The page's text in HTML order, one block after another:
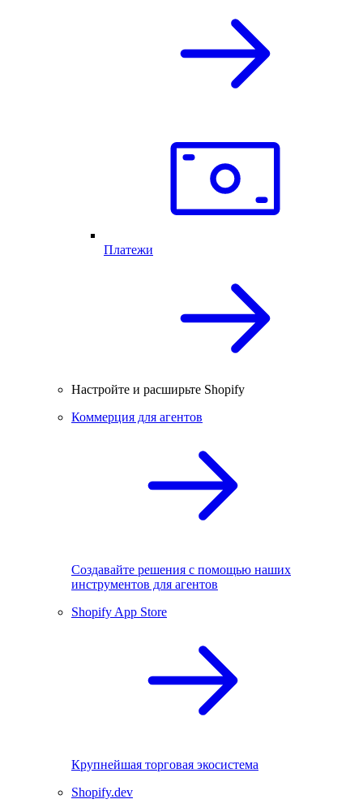
Платежи
Настройте и расширьте Shopify
Коммерция для агентов
Создавайте решения с помощью наших
инструментов для агентов
Shopify App Store
Крупнейшая торговая экосистема
Shopify.dev